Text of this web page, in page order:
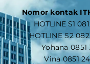
Nomor kontak
​HOTLINE S1
HOTLINE S2
Yohana0851
Vina 0851